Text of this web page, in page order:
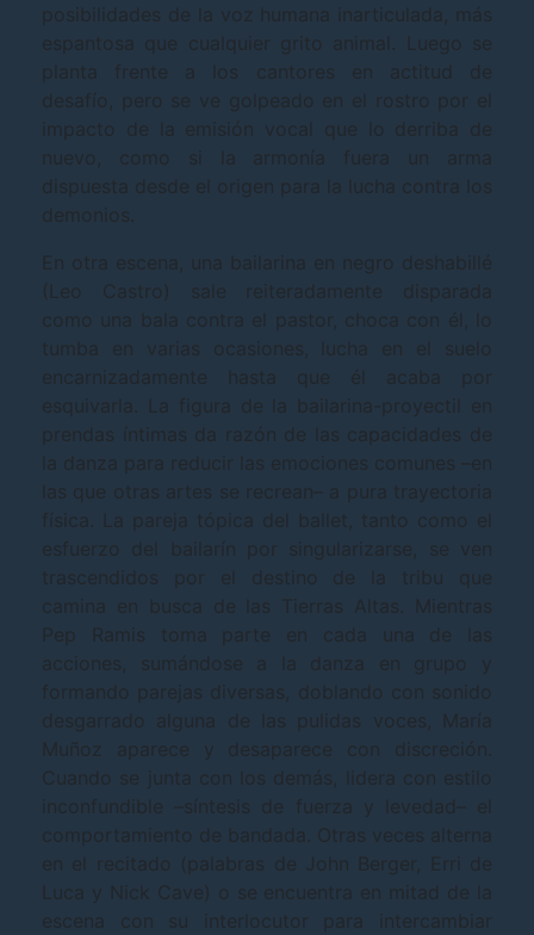
posibilidades de la voz humana inarticulada, más
espantosa que cualquier grito animal. Luego se
planta frente a los cantores en actitud de
desafío, pero se ve golpeado en el rostro por el
impacto de la emisión vocal que lo derriba de
nuevo, como si la armonía fuera un arma
dispuesta desde el origen para la lucha contra los
demonios.
En otra escena, una bailarina en negro deshabillé
(Leo Castro) sale reiteradamente disparada
como una bala contra el pastor, choca con él, lo
tumba en varias ocasiones, lucha en el suelo
encarnizadamente hasta que él acaba por
esquivarla. La figura de la bailarina-proyectil en
prendas íntimas da razón de las capacidades de
la danza para reducir las emociones comunes –en
las que otras artes se recrean– a pura trayectoria
física. La pareja tópica del ballet, tanto como el
esfuerzo del bailarín por singularizarse, se ven
trascendidos por el destino de la tribu que
camina en busca de las Tierras Altas. Mientras
Pep Ramis toma parte en cada una de las
acciones, sumándose a la danza en grupo y
formando parejas diversas, doblando con sonido
desgarrado alguna de las pulidas voces, María
Muñoz aparece y desaparece con discreción.
Cuando se junta con los demás, lidera con estilo
inconfundible –síntesis de fuerza y levedad– el
comportamiento de bandada. Otras veces alterna
en el recitado (palabras de John Berger, Erri de
Luca y Nick Cave) o se encuentra en mitad de la
escena con su interlocutor para intercambiar